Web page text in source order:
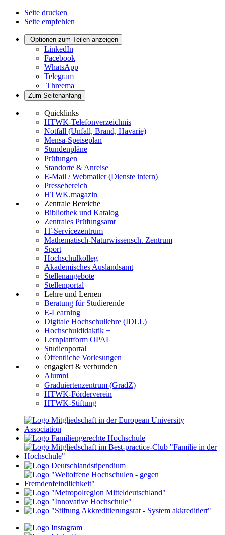
Seite drucken
Seite empfehlen
Optionen zum Teilen anzeigen
LinkedIn
Facebook
WhatsApp
Telegram
Threema
Zum Seitenanfang
Quicklinks
HTWK-Telefonverzeichnis
Notfall (Unfall, Brand, Havarie)
Mensa-Speiseplan
Stundenpläne
Prüfungen
Standorte & Anreise
E-Mail / Webmailer (Dienste intern)
Pressebereich
HTWK.magazin
Zentrale Bereiche
Bibliothek und Katalog
Zentrales Prüfungsamt
IT-Servicezentrum
Mathematisch-Naturwissensch. Zentrum
Sport
Hochschulkolleg
Akademisches Auslandsamt
Stellenangebote
Stellenportal
Lehre und Lernen
Beratung für Studierende
E-Learning
Digitale Hochschullehre (IDLL)
Hochschuldidaktik +
Lernplattform OPAL
Studienportal
Öffentliche Vorlesungen
engagiert & verbunden
Alumni
Graduiertenzentrum (GradZ)
HTWK-Förderverein
HTWK-Stiftung